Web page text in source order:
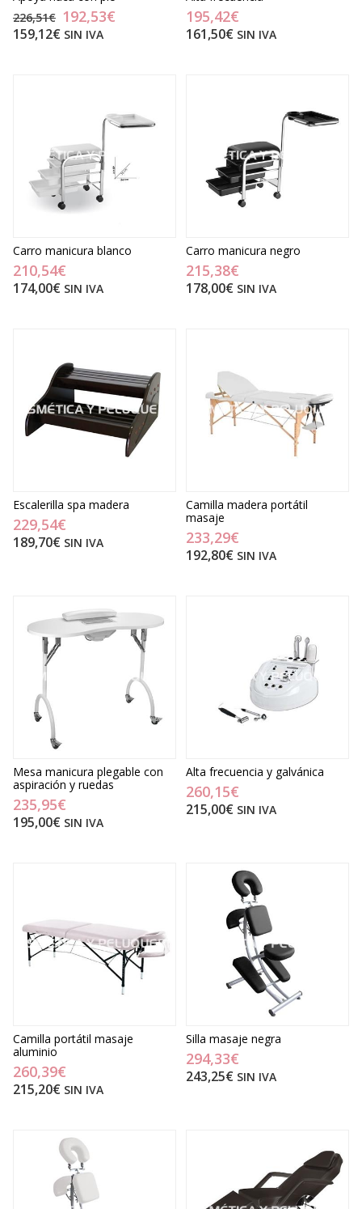
226,51€ 192,53€
159,12€ SIN IVA
195,42€
161,50€ SIN IVA
Carro manicura blanco
210,54€
174,00€ SIN IVA
Carro manicura negro
215,38€
178,00€ SIN IVA
Escalerilla spa madera
229,54€
189,70€ SIN IVA
Camilla madera portátil
masaje
233,29€
192,80€ SIN IVA
Mesa manicura plegable con
aspiración y ruedas
235,95€
195,00€ SIN IVA
Alta frecuencia y galvánica
260,15€
215,00€ SIN IVA
Camilla portátil masaje
aluminio
260,39€
215,20€ SIN IVA
Silla masaje negra
294,33€
243,25€ SIN IVA